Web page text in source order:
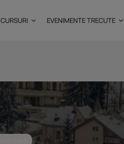
CURSURI EVENIMENTE TRECUTE
Investiții imobiliare de
peste 425...
20 noiembrie 2025 4 Min